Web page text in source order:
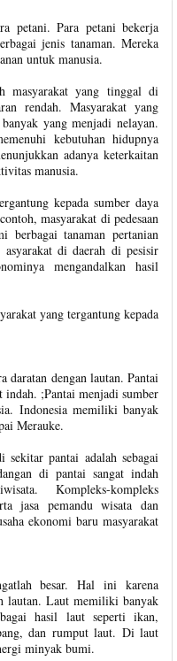
petani. Para petani bekerja
jenis tanaman. Mereka
untuk manusia.
masyarakat yang tinggal di
rendah. Masyarakat yang
yang menjadi nelayan.
kebutuhan hidupnya
adanya keterkaitan
manusia.
kepada sumber daya
masyarakat di pedesaan
berbagai tanaman pertanian
di daerah di pesisir
mengandalkan hasil
yang tergantung kepada
daratan dengan lautan. Pantai
indah. ;Pantai menjadi sumber
Indonesia memiliki banyak
Merauke.
sekitar pantai adalah sebagai
di pantai sangat indah
Kompleks-kompleks
jasa pemandu wisata dan
ekonomi baru masyarakat
besar. Hal ini karena
lautan. Laut memiliki banyak
hasil laut seperti ikan,
dan rumput laut. Di laut
minyak bumi.